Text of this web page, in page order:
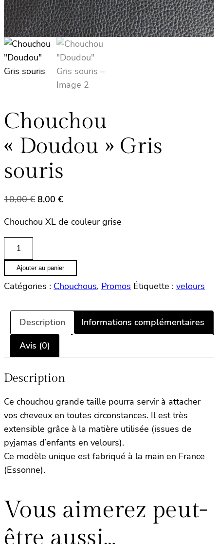
Chouchou
« Doudou » Gris
souris
10,00€ Le
initial
8,00 €Le
actuel
Chouchou XL de couleur grise
quantité
de
Chouchou
"Doudou"
souris
Ajouter au panier
Catégories : Chouchous, Promos Étiquette : velours
Description
Informations complémentaires
Avis (0)
Description
Ce chouchou grande taille pourra servir à attacher
vos cheveux en toutes circonstances. Il est très
extensible grâce à la matière utilisée (issues de
pyjamas d’enfants en velours).
Ce modèle unique est fabriqué à la main en France
(Essonne).
Vous aimerez peut-
être aussi…